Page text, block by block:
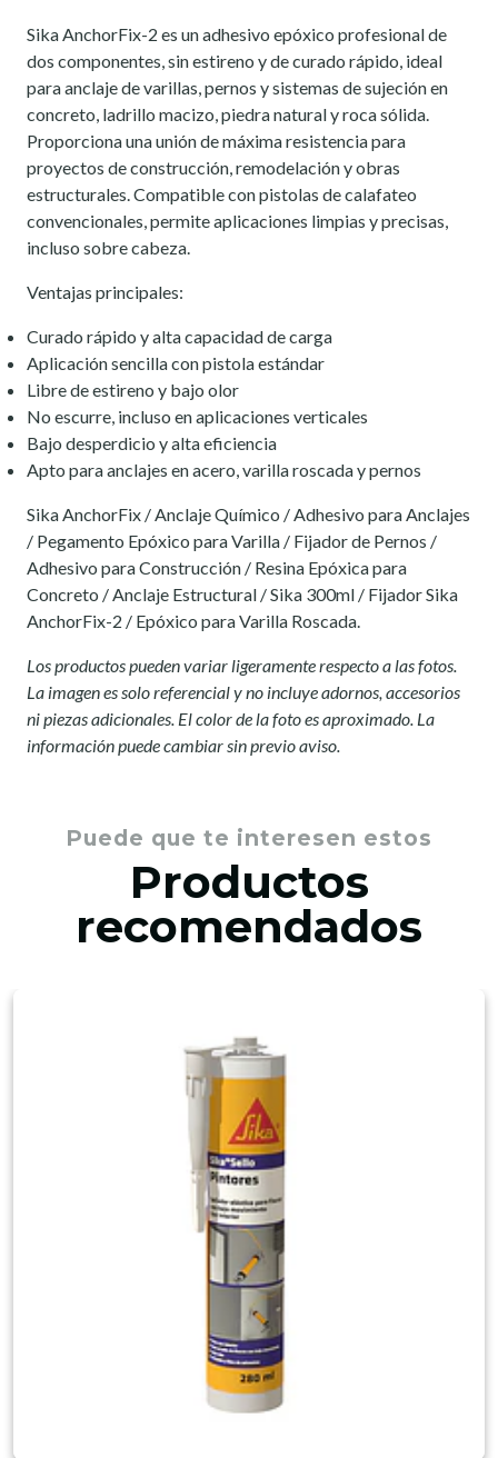
Sika AnchorFix-2 es un adhesivo epóxico profesional de
dos componentes, sin estireno y de curado rápido, ideal
para anclaje de varillas, pernos y sistemas de sujeción en
concreto, ladrillo macizo, piedra natural y roca sólida.
Proporciona una unión de máxima resistencia para
proyectos de construcción, remodelación y obras
estructurales. Compatible con pistolas de calafateo
convencionales, permite aplicaciones limpias y precisas,
incluso sobre cabeza.
Ventajas principales:
Curado rápido y alta capacidad de carga
Aplicación sencilla con pistola estándar
Libre de estireno y bajo olor
No escurre, incluso en aplicaciones verticales
Bajo desperdicio y alta eficiencia
Apto para anclajes en acero, varilla roscada y pernos
Sika AnchorFix / Anclaje Químico / Adhesivo para Anclajes
/ Pegamento Epóxico para Varilla / Fijador de Pernos /
Adhesivo para Construcción / Resina Epóxica para
Concreto / Anclaje Estructural / Sika 300ml / Fijador Sika
AnchorFix-2 / Epóxico para Varilla Roscada.
Los productos pueden variar ligeramente respecto a las fotos.
La imagen es solo referencial y no incluye adornos, accesorios
ni piezas adicionales. El color de la foto es aproximado. La
información puede cambiar sin previo aviso.
Puede que te interesen estos
Productos
recomendados